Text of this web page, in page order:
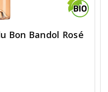
Bon Bandol Rosé